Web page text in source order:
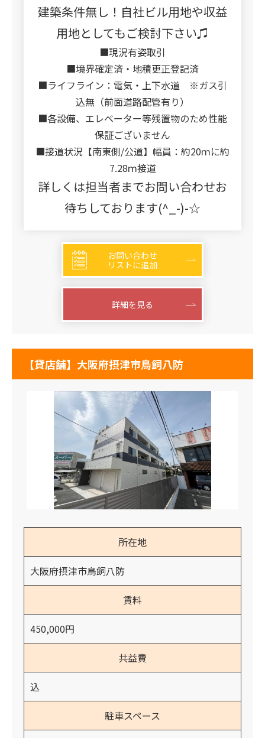
建築条件無し！自社ビル用地や収益
用地としてもご検討下さい♫
■現況有姿取引
■境界確定済・地積更正登記済
■ライフライン：電気・上下水道 ※ガス引
込無（前面道路配管有り）
■各設備、エレベーター等残置物のため性能
保証ございません
■接道状況【南東側/公道】幅員：約20ｍに約
7.28ｍ接道
詳しくは担当者までお問い合わせお
待ちしております(^_-)-☆
お問い合わせ
リストに追加
詳細を見る
【貸店舗】大阪府摂津市鳥飼八防
所在地
大阪府摂津市鳥飼八防
賃料
450,000円
共益費
込
駐車スペース